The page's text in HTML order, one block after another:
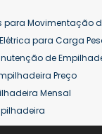
para Movimentação
para Carga
de
Preço
Mensal
a